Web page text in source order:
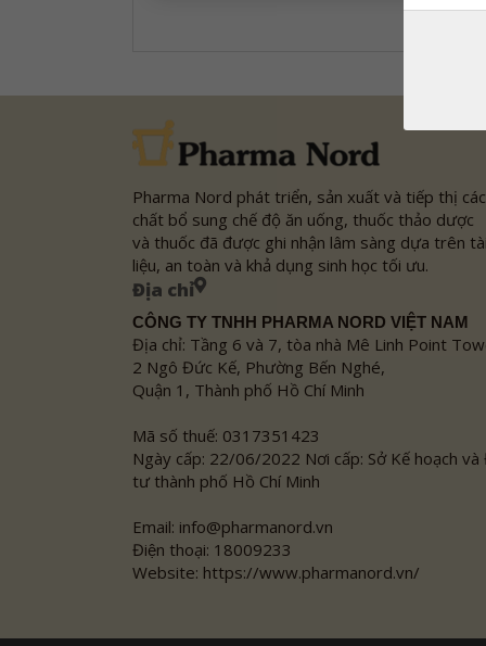
Pharma Nord phát triển, sản xuất và tiếp thị các
chất bổ sung chế độ ăn uống, thuốc thảo dược
và thuốc đã được ghi nhận lâm sàng dựa trên tài
liệu, an toàn và khả dụng sinh học tối ưu.
Địa chỉ
CÔNG TY TNHH PHARMA NORD VIỆT NAM
Địa chỉ: Tầng 6 và 7, tòa nhà Mê Linh Point
2 Ngô Đức Kế, Phường Bến Nghé,
Quận 1, Thành phố Hồ Chí Minh
Mã số thuế: 0317351423
Ngày cấp: 22/06/2022 Nơi cấp: Sở Kế hoạch và
tư thành phố Hồ Chí Minh
Email: info@pharmanord.vn
Điện thoại: 18009233
Website: https://www.pharmanord.vn/